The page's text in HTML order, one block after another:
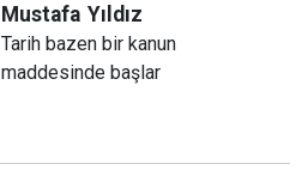
Mustafa Yıldız
Tarih bazen bir kanun
maddesinde başlar